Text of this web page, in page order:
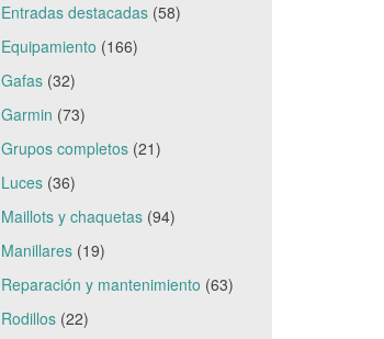
Entradas destacadas(58)
Equipamiento (166)
Gafas(32)
Garmin (73)
Grupos completos(21)
Luces(36)
Maillots y chaquetas(94)
Manillares(19)
Reparación y mantenimiento (63)
Rodillos(22)